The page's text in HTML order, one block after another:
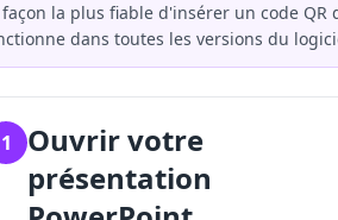
façon la plus fiable d'insérer un code
dans toutes les versions du
1
Ouvrir votre
présentation